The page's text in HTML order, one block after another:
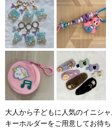
大人から子どもに人気のイニシ
キーホルダーをご用意してお待ち